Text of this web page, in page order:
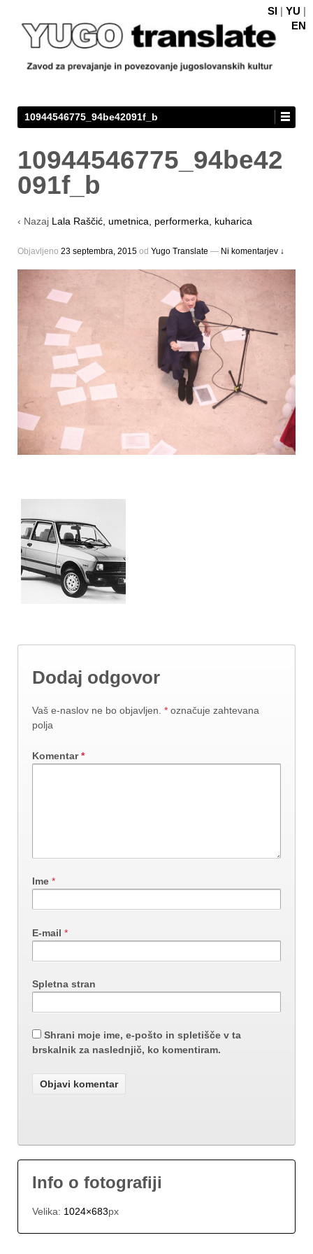
SI | YU |
EN
10944546775_94be42091f_b
10944546775_94be42
091f_b
‹ Nazaj Lala Raščić, umetnica, performerka, kuharica
Objavljeno 23 septembra, 2015 оd Yugo Translate — Ni komentarjev ↓
Dodaj odgovor
Vaš e-naslov ne bo objavljen. * označuje zahtevana
polja
Komentar*
Ime *
E-mail *
Spletna stran
Shrani moje ime, e-pošto in spletišče v ta
brskalnik za naslednjič, ko komentiram.
Info o fotografiji
Velika: 1024×683px